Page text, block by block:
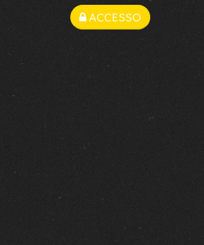
ACCESSO